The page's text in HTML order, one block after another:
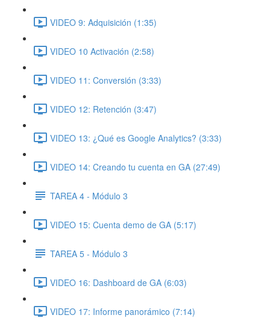
VIDEO 9: Adquisición (1:35)
VIDEO 10 Activación (2:58)
VIDEO 11: Conversión (3:33)
VIDEO 12: Retención (3:47)
VIDEO 13: ¿Qué es Google Analytics? (3:33)
VIDEO 14: Creando tu cuenta en GA (27:49)
TAREA 4 - Módulo 3
VIDEO 15: Cuenta demo de GA (5:17)
TAREA 5 - Módulo 3
VIDEO 16: Dashboard de GA (6:03)
VIDEO 17: Informe panorámico (7:14)